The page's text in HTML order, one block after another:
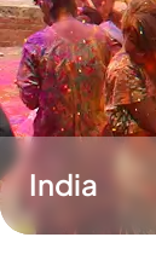
India